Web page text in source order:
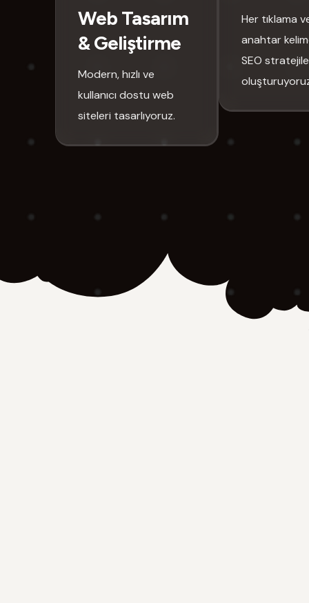
Web Tasarım
& Geliştirme
Modern, hızlı ve
kullanıcı dostu web
siteleri tasarlıyoruz.
Her tıklama
anahtar
SEO